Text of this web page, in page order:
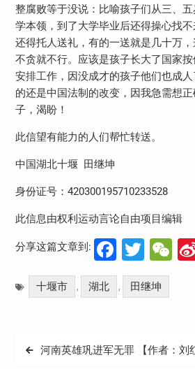
整腐败等于没说：比喻孩子们从三、
学本领，到了大学毕业后还得操心找
还得托人送礼，有的一送就是几十万
不贪就不行。应该是孩子长大了国家
安排工作，因没成才的孩子他们也成
的还是中国法制的改变，因我急需想
子，渴盼！
此信望有能力的人们帮忙转送。
中国湖北十堰 田继坤
身份证号： 420300195710233528
此信息由权利运动言论自由项目编辑
分享这篇文章到:
十堰市 , 湖北 , 田继坤
文
河南英雄巩进军无罪 【作者：刘